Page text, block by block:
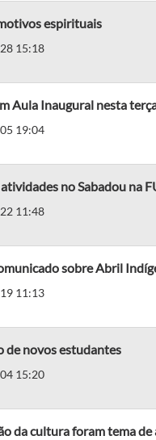
espirituais
15:18
Aula Inaugural nesta
19:04
no Sabadou na
11:48
sobre Abril
11:13
de novos estudantes
15:20
da cultura foram tema